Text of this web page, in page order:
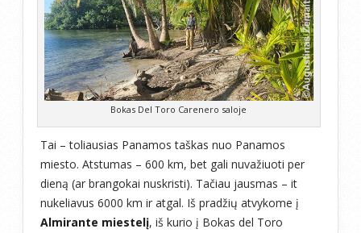
Bokas Del Toro Carenero saloje
Tai – toliausias Panamos taškas nuo Panamos
miesto. Atstumas – 600 km, bet gali nuvažiuoti per
dieną (ar brangokai nuskristi). Tačiau jausmas – it
nukeliavus 6000 km ir atgal. Iš pradžių atvykome į
Almirante miestelį, iš kurio į Bokas del Toro